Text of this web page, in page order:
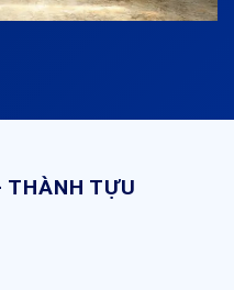
THÀNH TỰU